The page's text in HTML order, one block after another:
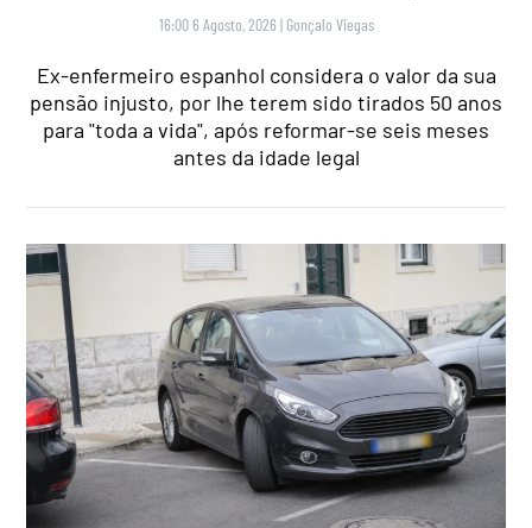
16:00 6 Agosto, 2026 | Gonçalo Viegas
Ex-enfermeiro espanhol considera o valor da sua
pensão injusto, por lhe terem sido tirados 50 anos
para "toda a vida", após reformar-se seis meses
antes da idade legal